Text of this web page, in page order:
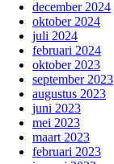
december 2024
oktober 2024
juli 2024
februari 2024
oktober 2023
september 2023
augustus 2023
juni 2023
mei 2023
maart 2023
februari 2023